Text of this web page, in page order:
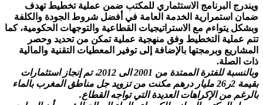
ويندرج البرنامج الاستثماري للمكتب ضمن عملية تخطيط تهدف
ضمان استمرارية الخدمة العامة في أفضل شروط الجودة والكلفة
وبشكل يتواءم مع الاستراتيجيات القطاعية والتوجهات الحكومية، كما
تتم عملية التخطيط وفق منهجية عملية تمكن من تحديد وحصر
المشاريع وبرمجتها بالإضافة إلى توفير المعطيات التقنية والمالية
ذات الصلة.
وبالنسبة للفترة الممتدة من 2001 الى 2012، تم إنجاز استثمارات
بقيمة 2ر26 مليار درهم مكنت من تزويد جل مناطق المغرب بالماء
بالرغم من الإكراهات العديدة التي تواجه القطاع.